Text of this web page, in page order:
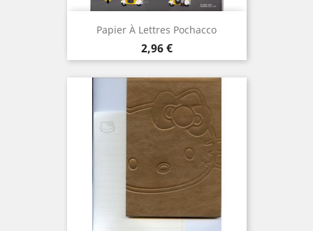
Papier À Lettres Pochacco
Prix
2,96 €